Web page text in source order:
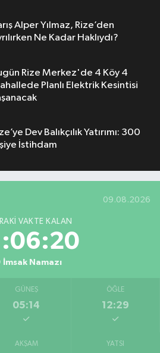
Alper Yılmaz, Rize’den
Ne Kadar Haklıydı?
Rize Merkez'de 4 Köy 4
Planlı Elektrik Kesintisi
Dev Balıkçılık Yatırımı: 300
İstihdam
09.08.2026
VAKTE KALAN
İmsak Namazı
GÜNEŞ
05:14
ÖĞLE
12:29
AKŞAM YATSI